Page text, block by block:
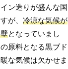
ン造りが盛んな国
が、冷涼な気候が
となっていまし
原料となる黒ブド
な気候は欠かせま